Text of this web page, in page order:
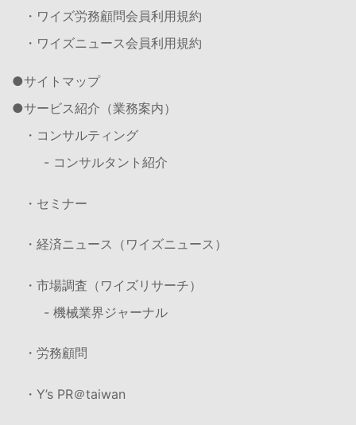
・ワイズ労務顧問会員利用規約
・ワイズニュース会員利用規約
サイトマップ
サービス紹介（業務案内）
・コンサルティング
- コンサルタント紹介
・セミナー
・経済ニュース（ワイズニュース）
・市場調査（ワイズリサーチ）
- 機械業界ジャーナル
・労務顧問
・Y’s PR＠taiwan